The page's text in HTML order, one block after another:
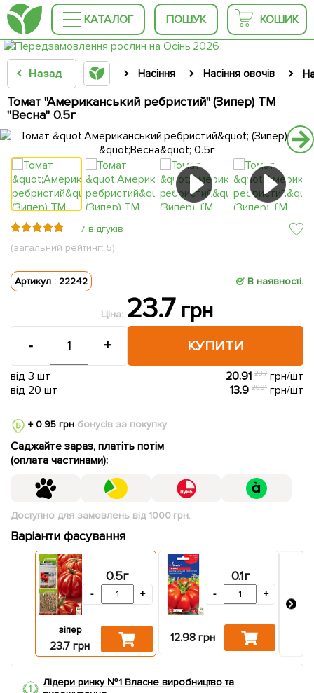
КАТАЛОГ ПОШУК КОШИК
Назад Насіння Насіння овочів
Томат "Американський ребристий" (Зипер) ТМ
"Весна" 0.5г
7 відгуків
(загальний рейтинг: 5)
Артикул : 22242 В наявності.
Ціна: 23.7грн
КУПИТИ
- +
від 3 шт 20.9123.7 грн/шт
від 20 шт
13.920.91 грн/шт
+ 0.95 грнбонусів за покупку
Саджайте зараз, платіть потім
(оплата частинами):
Доступно для замовлень від 1000 грн.
Варіанти фасування
0.5г
- +
зіпер
23.7 грн
0.1г
- +
12.98 грн
Лідери ринку №1 Власне виробництво та